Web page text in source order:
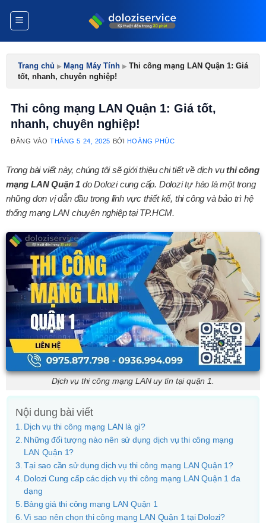
Trang chủ ▸ Mạng Máy Tính ▸ Thi công mạng LAN Quận 1: Giá
tốt, nhanh, chuyên nghiệp!
Thi công mạng LAN Quận 1: Giá tốt,
nhanh, chuyên nghiệp!
ĐĂNG VÀOTHÁNG 5 24, 2025 BỞI HOÀNG PHÚC
Trong bài viết này, chúng tôi sẽ giới thiệu chi tiết về dịch vụthi công
mạng LAN Quận 1 do Dolozi cung cấp. Dolozi tự hào là một trong
những đơn vị dẫn đầu trong lĩnh vực thiết kế, thi công và bảo trì hệ
thống mạng LAN chuyên nghiệp tại TP.HCM.
Dịch vụ thi công mạng LAN uy tín tại quận 1.
Nội dung bài viết
Dịch vụ thi công mạng LAN là gì?
Những đối tượng nào nên sử dụng dịch vụ thi công mạng
LAN Quận 1?
Tại sao cần sử dụng dịch vụ thi công mạng LAN Quận 1?
Dolozi Cung cấp các dịch vụ thi công mạng LAN Quận 1 đa
dạng
Bảng giá thi công mạng LAN Quận 1
Vì sao nên chọn thi công mạng LAN Quận 1 tại Dolozi?